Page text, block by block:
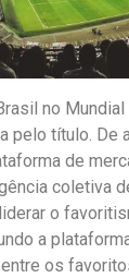
no
pelo título. De
de
coletiva
o
a
os